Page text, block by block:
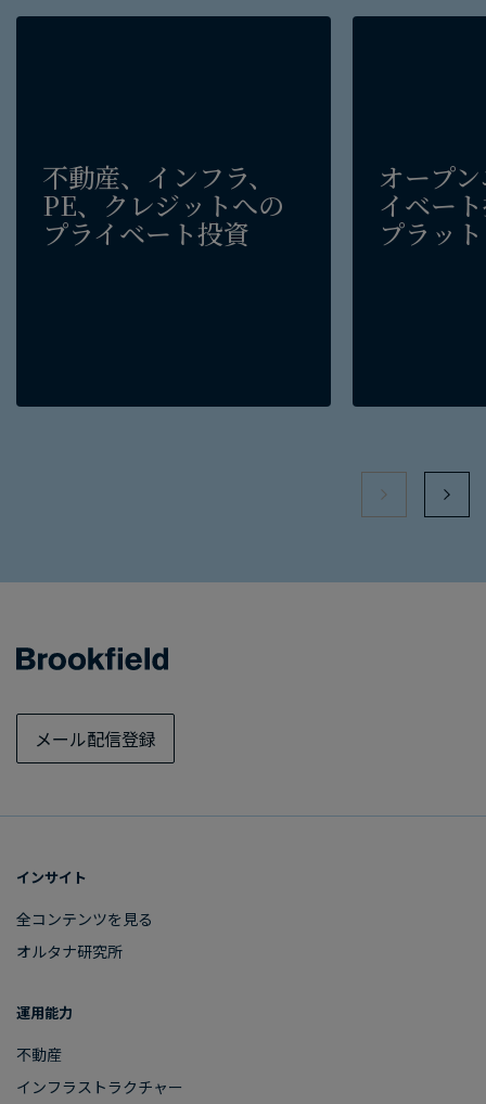
不動産、​インフラ、​
PE、​クレジットへの​
プライベート投資
オープ
イベー
プラッ
メール配信登録
インサイト
全コンテンツを​見る
オルタナ研究所
運用能力
不動産
インフラストラクチャー